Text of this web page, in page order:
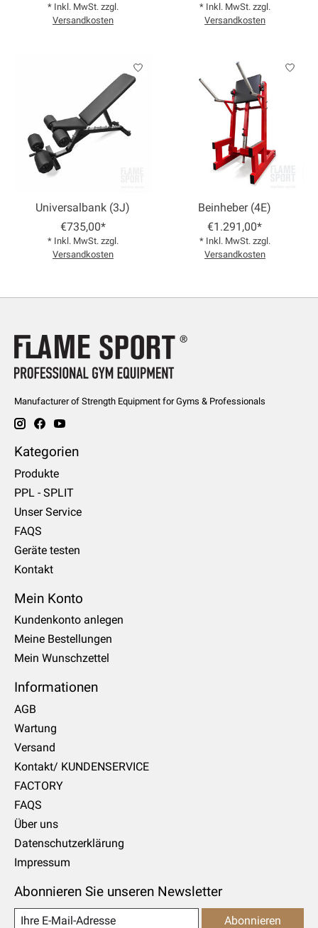
* Inkl. MwSt. zzgl.
Versandkosten
* Inkl. MwSt. zzgl.
Versandkosten
Universalbank (3J)
€735,00*
* Inkl. MwSt. zzgl.
Versandkosten
Beinheber (4E)
€1.291,00*
* Inkl. MwSt. zzgl.
Versandkosten
Manufacturer of Strength Equipment for Gyms & Professionals
Kategorien
Produkte
PPL - SPLIT
Unser Service
FAQS
Geräte testen
Kontakt
Mein Konto
Kundenkonto anlegen
Meine Bestellungen
Mein Wunschzettel
Informationen
AGB
Wartung
Versand
Kontakt/ KUNDENSERVICE
FACTORY
FAQS
Über uns
Datenschutzerklärung
Impressum
Abonnieren Sie unseren Newsletter
Abonnieren